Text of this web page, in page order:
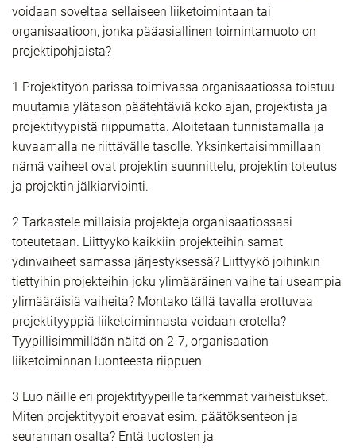
voidaan soveltaa sellaiseen liiketoimintaan tai
organisaatioon, jonka pääasiallinen toimintamuoto on
projektipohjaista?
1 Projektityön parissa toimivassa organisaatiossa toistuu
muutamia ylätason päätehtäviä koko ajan, projektista ja
projektityypistä riippumatta. Aloitetaan tunnistamalla ja
kuvaamalla ne riittävälle tasolle. Yksinkertaisimmillaan
nämä vaiheet ovat projektin suunnittelu, projektin toteutus
ja projektin jälkiarviointi.
2 Tarkastele millaisia projekteja organisaatiossasi
toteutetaan. Liittyykö kaikkiin projekteihin samat
ydinvaiheet samassa järjestyksessä? Liittyykö joihinkin
tiettyihin projekteihin joku ylimääräinen vaihe tai useampia
ylimääräisiä vaiheita? Montako tällä tavalla erottuvaa
projektityyppiä liiketoiminnasta voidaan erotella?
Tyypillisimmillään näitä on 2-7, organisaation
liiketoiminnan luonteesta riippuen.
3 Luo näille eri projektityypeille tarkemmat vaiheistukset.
Miten projektityypit eroavat esim. päätöksenteon ja
seurannan osalta? Entä tuotosten ja